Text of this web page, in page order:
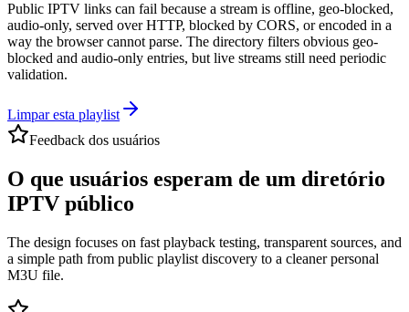
Public IPTV links can fail because a stream is offline, geo-blocked,
audio-only, served over HTTP, blocked by CORS, or encoded in a
way the browser cannot parse. The directory filters obvious geo-
blocked and audio-only entries, but live streams still need periodic
validation.
Limpar esta playlist
Feedback dos usuários
O que usuários esperam de um diretório
IPTV público
The design focuses on fast playback testing, transparent sources, and
a simple path from public playlist discovery to a cleaner personal
M3U file.